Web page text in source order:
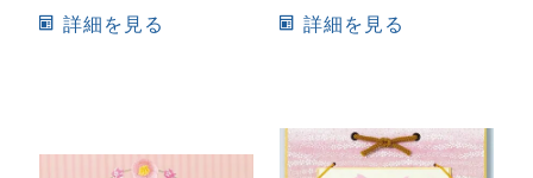
詳細を見る 詳細を見る